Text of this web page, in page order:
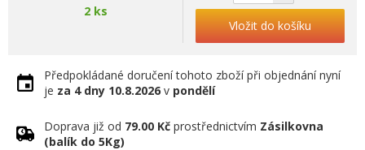
2 ks
Vložit do košíku
Předpokládané doručení tohoto zboží při objednání nyní
je za 4 dny 10.8.2026 v pondělí
Doprava již od 79.00 Kč prostřednictvím Zásilkovna
(balík do 5Kg)